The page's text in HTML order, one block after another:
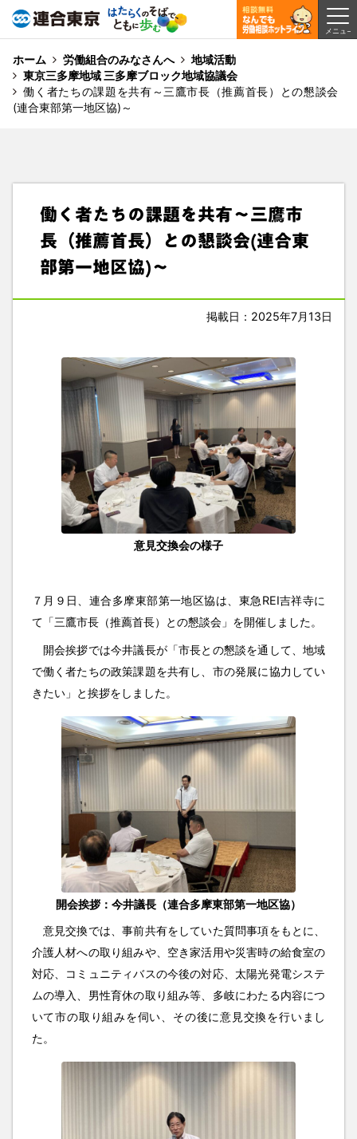
ホーム 労働組合のみなさんへ
地域活動
東京三多摩地域 三多摩ブロック地域協議会
働く者たちの課題を共有～三鷹市長（推薦首長）との懇談会
(連合東部第一地区協)～
働く者たちの課題を共有～三鷹市
長（推薦首長）との懇談会(連合東
部第一地区協)～
掲載日：2025年7月13日
意見交換会の様子
７月９日、連合多摩東部第一地区協は、東急REI吉祥寺に
て「三鷹市長（推薦首長）との懇談会」を開催しました。
開会挨拶では今井議長が「市長との懇談を通して、地域
で働く者たちの政策課題を共有し、市の発展に協力してい
きたい」と挨拶をしました。
開会挨拶：今井議長（連合多摩東部第一地区協）
意見交換では、事前共有をしていた質問事項をもとに、
介護人材への取り組みや、空き家活用や災害時の給食室の
対応、コミュニティバスの今後の対応、太陽光発電システ
ムの導入、男性育休の取り組み等、多岐にわたる内容につ
いて市の取り組みを伺い、その後に意見交換を行いまし
た。